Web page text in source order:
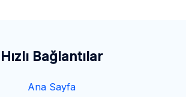
Hızlı Bağlantılar
Ana Sayfa